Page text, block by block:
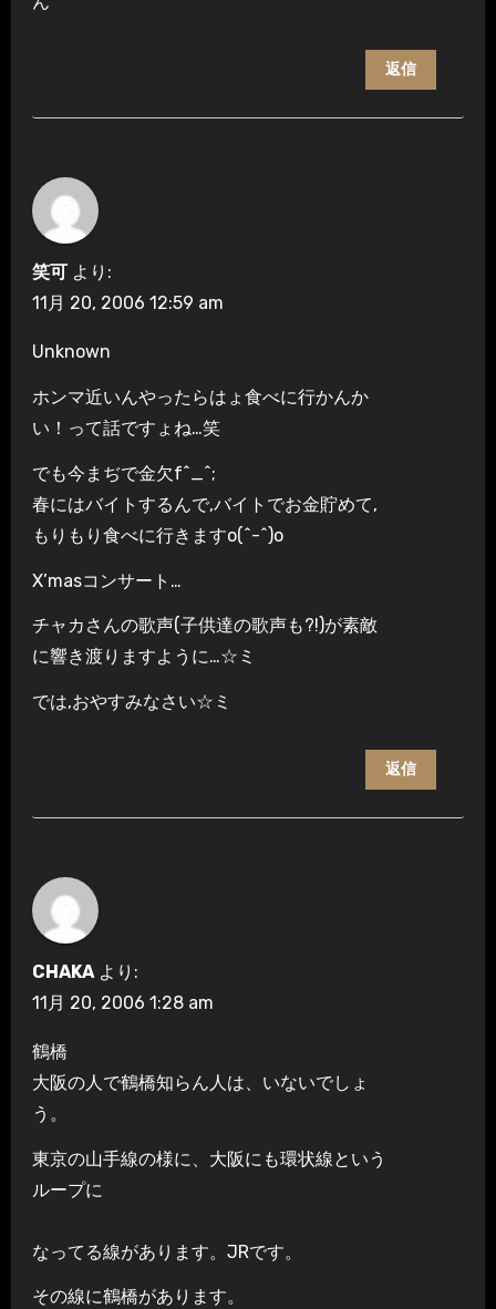
返信
笑可 より:
11月 20, 2006 12:59 am
Unknown
ホンマ近いんやったらはょ食べに行かんか
い！って話ですょね…笑
でも今まぢで金欠f^_^;
春にはバイトするんで,バイトでお金貯めて,
もりもり食べに行きますo(^-^)o
X’masコンサート…
チャカさんの歌声(子供達の歌声も?!)が素敵
に響き渡りますように…☆ミ
では,おやすみなさい☆ミ
返信
CHAKA より:
11月 20, 2006 1:28 am
鶴橋
大阪の人で鶴橋知らん人は、いないでしょ
う。
東京の山手線の様に、大阪にも環状線という
ループに
なってる線があります。JRです。
その線に鶴橋があります。